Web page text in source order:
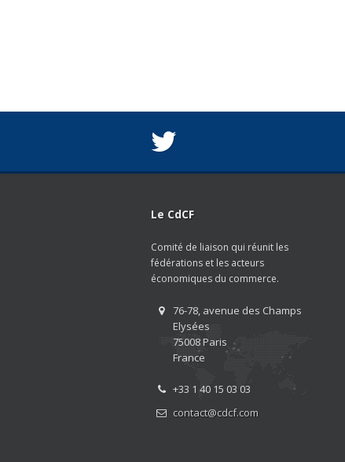
Le CdCF
Comité de liaison qui réunit les
fédérations et les acteurs
économiques du commerce.
76-78, avenue des Champs
Elysées
75008 Paris
France
+33 1 40 15 03 03
contact@cdcf.com